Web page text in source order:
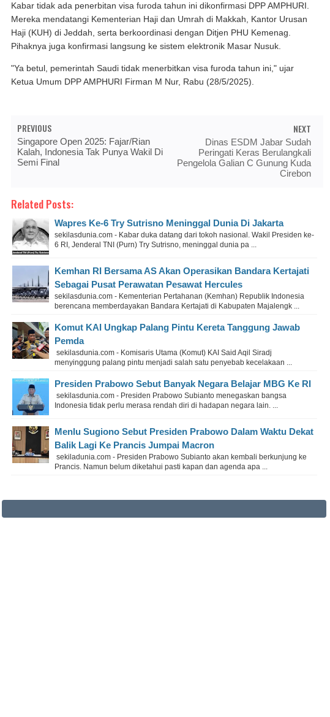
Kabar tidak ada penerbitan visa furoda tahun ini dikonfirmasi DPP AMPHURI.
Mereka mendatangi Kementerian Haji dan Umrah di Makkah, Kantor Urusan
Haji (KUH) di Jeddah, serta berkoordinasi dengan Ditjen PHU Kemenag.
Pihaknya juga konfirmasi langsung ke sistem elektronik Masar Nusuk.
"Ya betul, pemerintah Saudi tidak menerbitkan visa furoda tahun ini," ujar
Ketua Umum DPP AMPHURI Firman M Nur, Rabu (28/5/2025).
PREVIOUS
Singapore Open 2025: Fajar/Rian
Kalah, Indonesia Tak Punya Wakil Di
Semi Final
NEXT
Dinas ESDM Jabar Sudah
Peringati Keras Berulangkali
Pengelola Galian C Gunung Kuda
Cirebon
Related Posts:
Wapres Ke-6 Try Sutrisno Meninggal Dunia Di Jakarta
sekilasdunia.com - Kabar duka datang dari tokoh nasional. Wakil Presiden ke-
6 RI, Jenderal TNI (Purn) Try Sutrisno, meninggal dunia pa ...
Kemhan RI Bersama AS Akan Operasikan Bandara Kertajati
Sebagai Pusat Perawatan Pesawat Hercules
sekilasdunia.com - Kementerian Pertahanan (Kemhan) Republik Indonesia
berencana memberdayakan Bandara Kertajati di Kabupaten Majalengk ...
Komut KAI Ungkap Palang Pintu Kereta Tanggung Jawab
Pemda
sekilasdunia.com - Komisaris Utama (Komut) KAI Said Aqil Siradj
menyinggung palang pintu menjadi salah satu penyebab kecelakaan ...
Presiden Prabowo Sebut Banyak Negara Belajar MBG Ke RI
sekilasdunia.com - Presiden Prabowo Subianto menegaskan bangsa
Indonesia tidak perlu merasa rendah diri di hadapan negara lain. ...
Menlu Sugiono Sebut Presiden Prabowo Dalam Waktu Dekat
Balik Lagi Ke Prancis Jumpai Macron
sekiladunia.com - Presiden Prabowo Subianto akan kembali berkunjung ke
Prancis. Namun belum diketahui pasti kapan dan agenda apa ...